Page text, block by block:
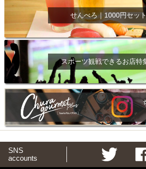
せんべろ｜1000円セッ
スポーツ観戦できるお店特
SNS
accounts